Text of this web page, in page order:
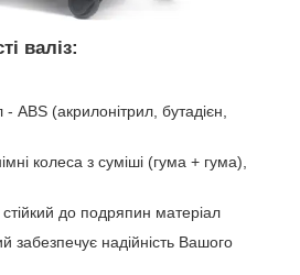
валіз:
ABS (акрилонітрил, бутадієн,
колеса з суміші (гума + гума),
до подряпин матеріал
забезпечує надійність Вашого